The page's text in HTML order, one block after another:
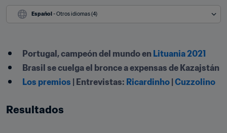
Español - Otros idiomas (4)
Portugal, campeón del mundo en Lituania 2021
Brasil se cuelga el bronce a expensas de Kazajstán
Los premios | Entrevistas: Ricardinho Cuzzolino
Resultados